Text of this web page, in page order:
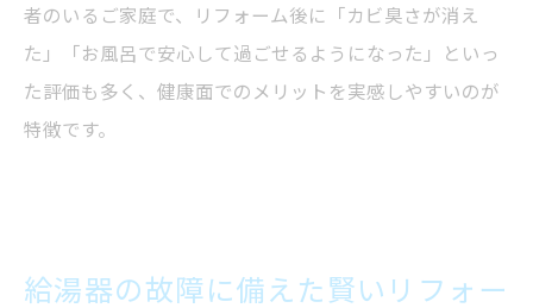
者のいるご家庭で、リフォーム後に「カビ臭さが消え
た」「お風呂で安心して過ごせるようになった」といっ
た評価も多く、健康面でのメリットを実感しやすいのが
特徴です。
給湯器の故障に備えた賢いリフォー